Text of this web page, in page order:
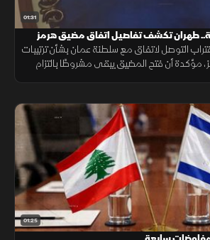
01:31
طهران تكشف تفاصيل اتفاق مضيق هرمز
اقتراب التوصل لاتفاق مع سلطنة عمان بشأن ترتيبات
مؤكدة أن فتح المضيق يبقى مشروطًا بالتزام
01:25